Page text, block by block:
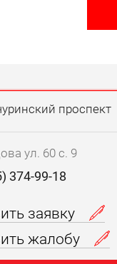
проспект
ул. 60 с. 9
374-99-18
заявку
жалобу